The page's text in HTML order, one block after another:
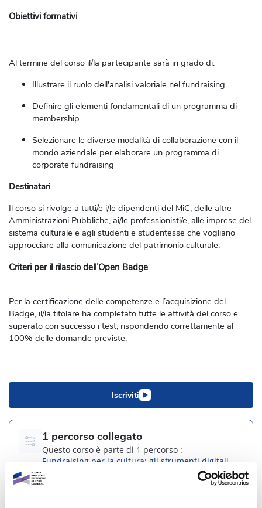
Obiettivi formativi
Al termine del corso il/la partecipante sarà in grado di:
Illustrare il ruolo dell'analisi valoriale nel fundraising
Definire gli elementi fondamentali di un programma di
membership
Selezionare le diverse modalità di collaborazione con il
mondo aziendale per elaborare un programma di
corporate fundraising
Destinatari
Il corso si rivolge a tutti/e i/le dipendenti del MiC, delle altre
Amministrazioni Pubbliche, ai/le professionisti/e, alle imprese del
sistema culturale e agli studenti e studentesse che vogliano
approcciare alla comunicazione del patrimonio culturale.
Criteri per il rilascio dell’Open Badge
Per la certificazione delle competenze e l’acquisizione del
Badge, il/la titolare ha completato tutte le attività del corso e
superato con successo i test, rispondendo correttamente al
100% delle domande previste.
Iscriviti
1 percorso collegato
Questo corso è parte di 1 percorso :
Fundraising per la cultura: gli strumenti digitali